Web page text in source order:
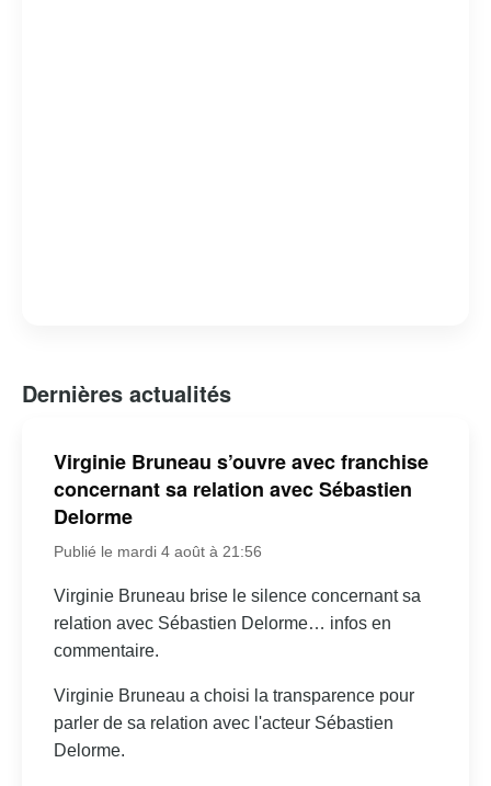
Dernières actualités
Virginie Bruneau s’ouvre avec franchise
concernant sa relation avec Sébastien
Delorme
Publié le mardi 4 août à 21:56
Virginie Bruneau brise le silence concernant sa
relation avec Sébastien Delorme… infos en
commentaire.
Virginie Bruneau a choisi la transparence pour
parler de sa relation avec l'acteur Sébastien
Delorme.